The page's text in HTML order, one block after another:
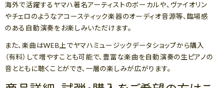
海外で活躍するヤマハ著名アーティストのボーカルや、ヴァイオリン
やチェロのようなアコースティック楽器のオーディオ音源等、臨場感
のある自動演奏をお楽しみいただけます。
また、楽曲はWEB上でヤマハミュージックデータショップから購入
（有料）して増やすことも可能で、豊富な楽曲を自動演奏の生ピアノの
音とともに聴くことができ、一層の楽しみが広がります。